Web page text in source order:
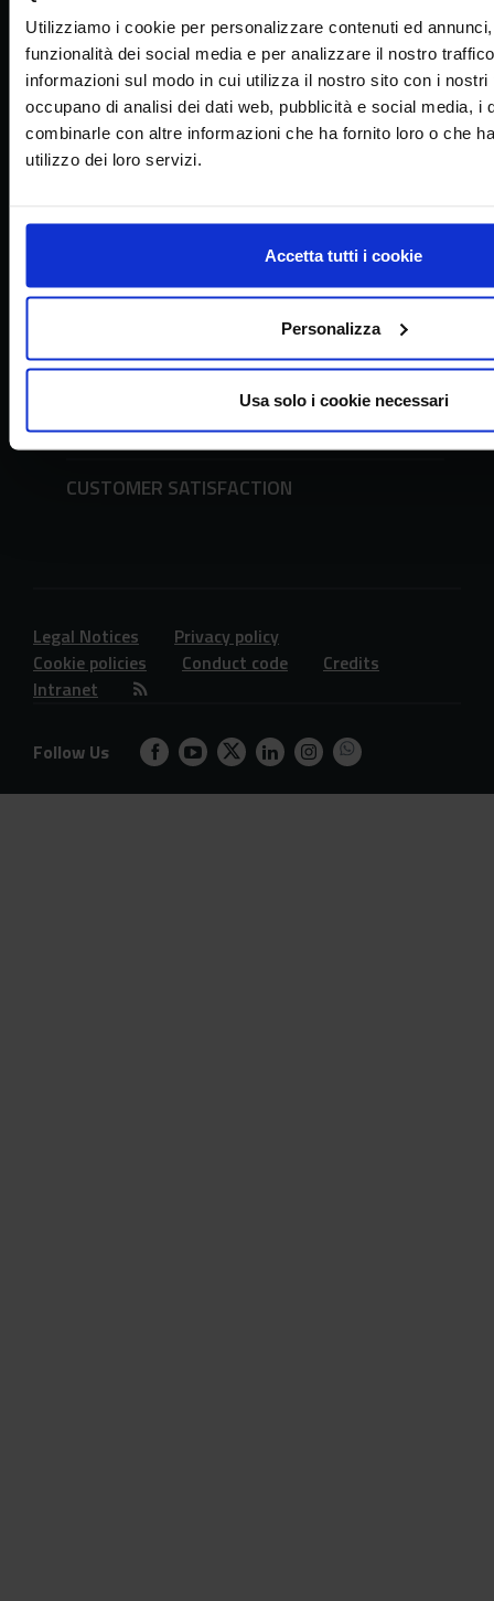
Utilizziamo i cookie per personalizzare contenuti ed
funzionalità dei social media e per analizzare il nostro
informazioni sul modo in cui utilizza il nostro sito con i nostri
occupano di analisi dei dati web, pubblicità e social media, i
combinarle con altre informazioni che ha fornito loro o che
utilizzo dei loro servizi.
Accetta tutti i cookie
Personalizza
Usa solo i cookie necessari
Contacts
tel. + 39 06 478361
crea@crea.gov.it
PECcrea@pec.crea.gov.it
Requests to the URP and forms
TRANSPARENT ADMINISTRATION
DECLARATION OF ACCESSIBILITY
CUSTOMER SATISFACTION
Legal Notices
Privacy policy
Cookie policies
Conduct code
Credits
Intranet
Follow Us